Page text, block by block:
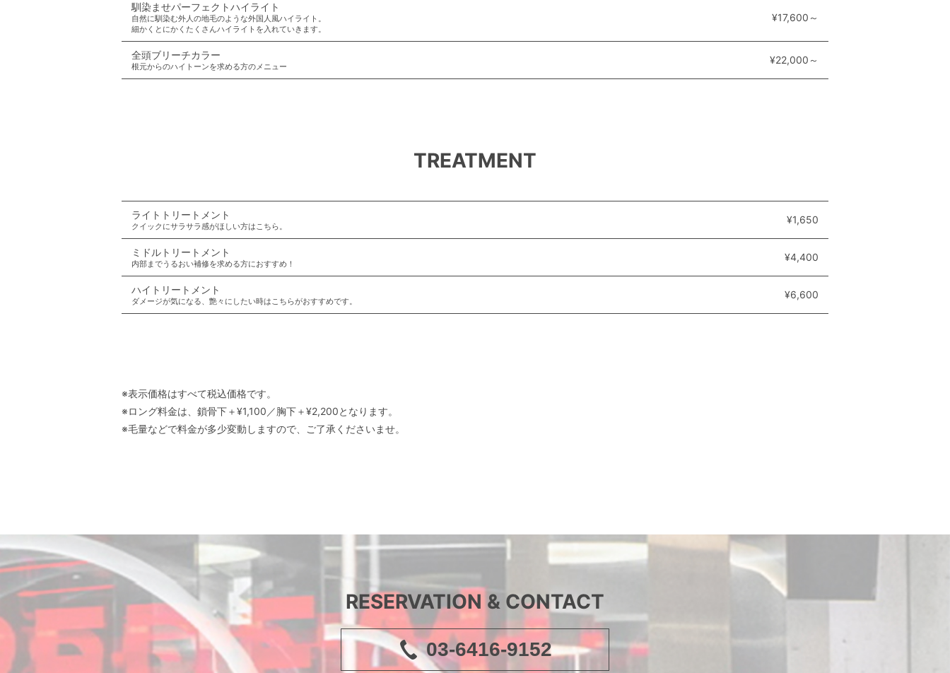
馴染ませパーフェクトハイライト
自然に馴染む外人の地毛のような外国人風ハイライト。
細かくとにかくたくさんハイライトを入れていきます。
¥17,600～
全頭ブリーチカラー
根元からのハイトーンを求める方のメニュー
¥22,000～
TREATMENT
ライトトリートメント
クイックにサラサラ感がほしい方はこちら。
¥1,650
ミドルトリートメント
内部までうるおい補修を求める方におすすめ！
¥4,400
ハイトリートメント
ダメージが気になる、艶々にしたい時はこちらがおすすめです。
¥6,600
※表示価格はすべて税込価格です。
※ロング料金は、鎖骨下＋¥1,100／胸下＋¥2,200となります。
※毛量などで料金が多少変動しますので、ご了承くださいませ。
RESERVATION & CONTACT
03-6416-9152